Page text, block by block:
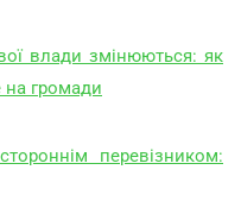
влади змінюються: як
на громади
перевізником: